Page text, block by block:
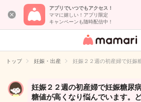
アプリでいつでもアクセス！
ママに嬉しい！アプリ限定
キャンペーンも随時配信中！
女性専用匿名QA
イト
トップ 妊娠・出産 妊娠２２週の初産婦で妊娠
妊娠２２週の初産婦で妊娠糖尿
糖値が高くなり悩んでいます。